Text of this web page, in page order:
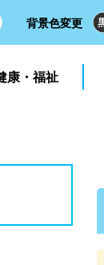
背景色変更
康・福祉